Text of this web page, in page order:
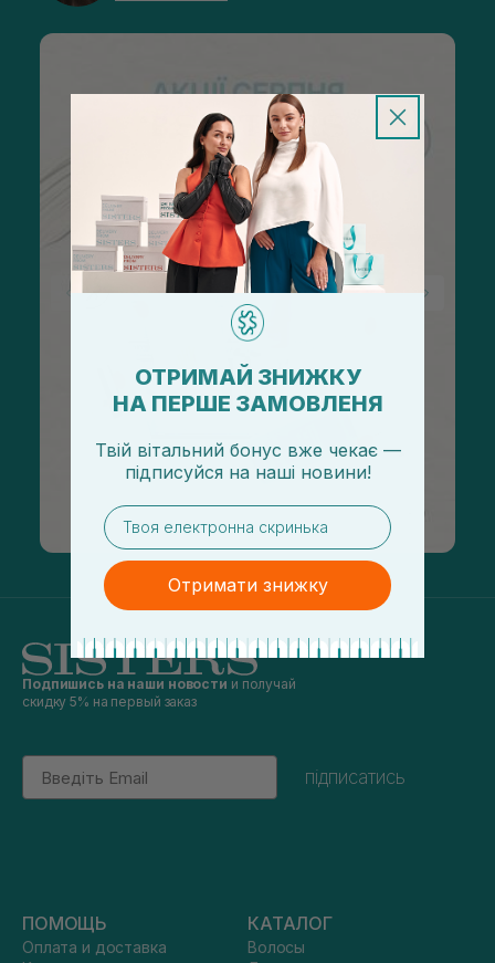
Подпишись на наши новости и получай
скидку 5% на первый заказ
Email
підписатись
ПОМОЩЬ
Оплата и доставка
КАТАЛОГ
Волосы
ОТРИМАЙ ЗНИЖКУ
НА ПЕРШЕ ЗАМОВЛЕНЯ
Твій вітальний бонус вже чекає —
підписуйся на наші новини!
email
Отримати знижку